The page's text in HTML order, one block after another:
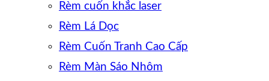
Rèm cuốn khắc laser
Rèm Lá Dọc
Rèm Cuốn Tranh Cao Cấp
Rèm Màn Sáo Nhôm